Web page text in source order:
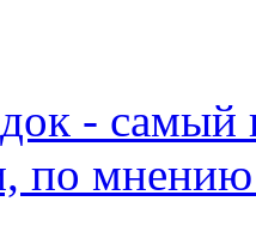
- самый
по